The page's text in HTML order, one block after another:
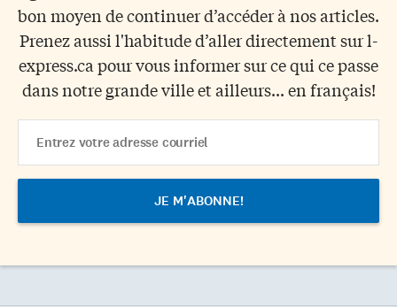
bon moyen de continuer d’accéder à nos articles.
Prenez aussi l'habitude d’aller directement sur l-
express.ca pour vous informer sur ce qui ce passe
dans notre grande ville et ailleurs... en français!
Address